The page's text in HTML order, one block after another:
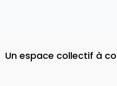
Un espace collectif à